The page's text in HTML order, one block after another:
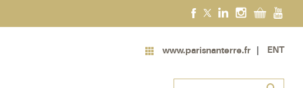
www.parisnanterre.fr ENT